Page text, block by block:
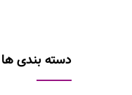
دسته بندی ها